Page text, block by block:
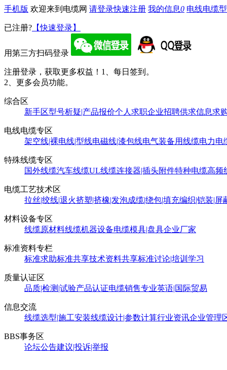
手机版 欢迎来到电缆网 请登录快速注册 我的信息0 电线电缆
已注册? 【快速登录】
用第三方扫码登录
注册登录，获取更多权益！ 1、每日签到。
2、更多会员功能。
综合区
新手区型号析疑|产品报价个人求职企业招聘供求信息求
电线电缆专区
架空线|裸电线|型线电磁线|漆包线电气装备用线缆电力电
特殊线缆专区
国外线缆汽车线缆UL线缆连接器|插头附件特种电缆高频
电缆工艺技术区
拉丝|绞线|退火挤塑|挤橡|发泡成缆|绕包|填充编织|铠装|屏
材料设备专区
线缆原材料线缆机器设备电缆模具|盘具企业厂家
标准资料专栏
标准求助标准共享技术资料共享标准讨论|培训学习
质量认证区
品质|检测|试验产品认证电缆销售专业英语|国际贸易
信息交流
线缆选型|施工安装线缆设计|参数计算行业资讯企业管理
BBS事务区
论坛公告建议|投诉|举报